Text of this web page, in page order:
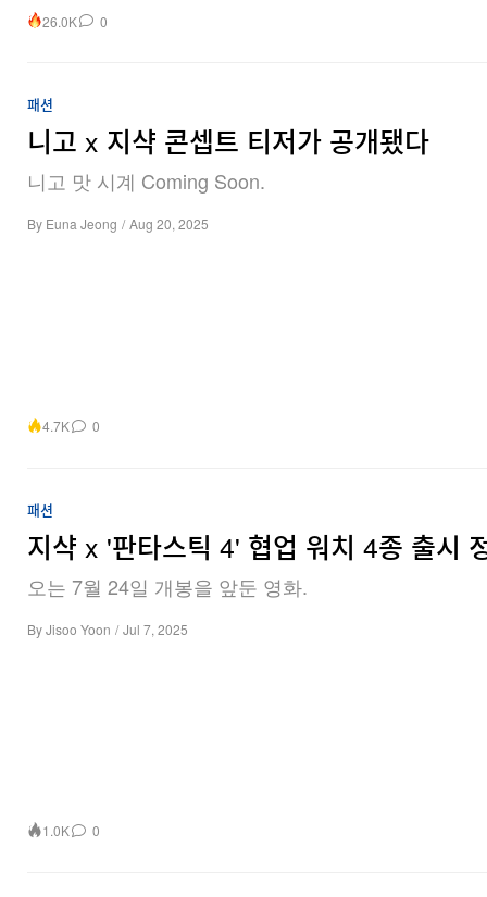
26.0K 0
패션
니고 x 지샥 콘셉트 티저가 공개됐다
니고 맛 시계 Coming Soon.
By Euna Jeong / Aug 20, 2025
4.7K 0
패션
지샥 x '판타스틱 4' 협업 워치 4종 출시
오는 7월 24일 개봉을 앞둔 영화.
ByJisoo Yoon / Jul 7, 2025
1.0K 0